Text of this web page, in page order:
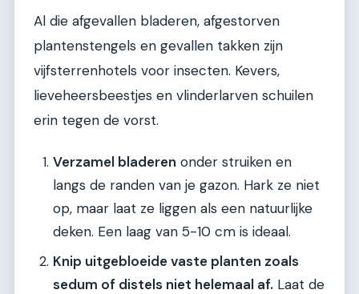
Al die afgevallen bladeren, afgestorven
plantenstengels en gevallen takken zijn
vijfsterrenhotels voor insecten. Kevers,
lieveheersbeestjes en vlinderlarven schuilen
erin tegen de vorst.
Verzamel bladeren onder struiken en
langs de randen van je gazon. Hark ze niet
op, maar laat ze liggen als een natuurlijke
deken. Een laag van 5-10 cm is ideaal.
Knip uitgebloeide vaste planten zoals
sedum of distels niet helemaal af. Laat de